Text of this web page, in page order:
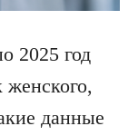
2025 год
женского,
данные